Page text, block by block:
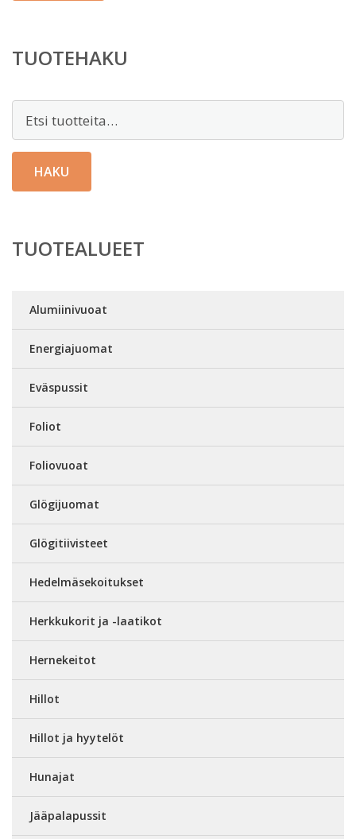
TUOTEHAKU
HAKU
TUOTEALUEET
Alumiinivuoat
Energiajuomat
Eväspussit
Foliot
Foliovuoat
Glögijuomat
Glögitiivisteet
Hedelmäsekoitukset
Herkkukorit ja -laatikot
Hernekeitot
Hillot
Hillot ja hyytelöt
Hunajat
Jääpalapussit